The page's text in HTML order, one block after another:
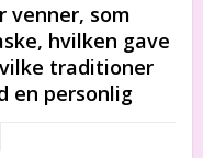
venner, som
hvilken gave
traditioner
en personlig